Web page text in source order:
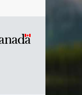
Symbole